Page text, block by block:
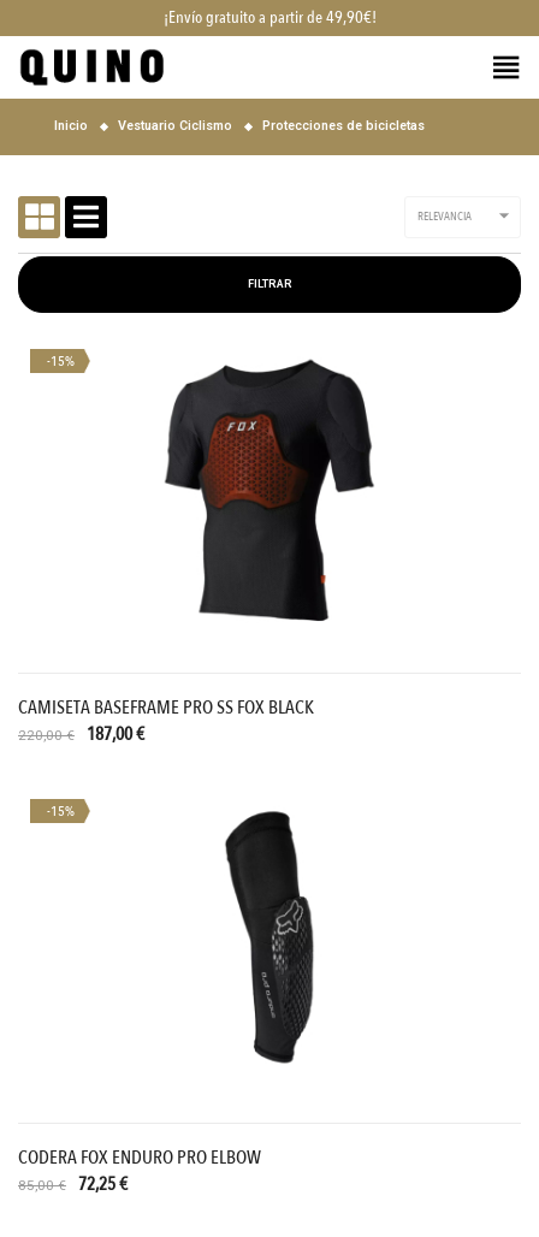
¡Envío gratuito a partir de 49,90€!
Inicio Vestuario Ciclismo Protecciones de bicicletas
RELEVANCIA 
FILTRAR
-15%
CAMISETA BASEFRAME PRO SS FOX BLACK
220,00 € 187,00 €
-15%
CODERA FOX ENDURO PRO ELBOW
85,00 € 72,25 €